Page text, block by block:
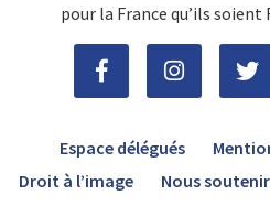
pour la France qu’ils
Espace délégués
Droit à l’image
Nous soutenir